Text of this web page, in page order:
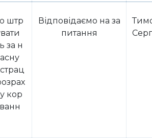
штр
за н
кор
Відповідаємо на за
питання